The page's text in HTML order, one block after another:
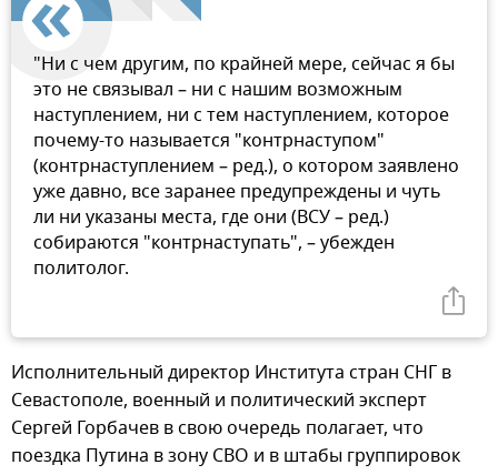
"Ни с чем другим, по крайней мере, сейчас я бы
это не связывал – ни с нашим возможным
наступлением, ни с тем наступлением, которое
почему-то называется "контрнаступом"
(контрнаступлением – ред.), о котором заявлено
уже давно, все заранее предупреждены и чуть
ли ни указаны места, где они (ВСУ – ред.)
собираются "контрнаступать", – убежден
политолог.
Исполнительный директор Института стран СНГ в
Севастополе, военный и политический эксперт
Сергей Горбачев в свою очередь полагает, что
поездка Путина в зону СВО и в штабы группировок